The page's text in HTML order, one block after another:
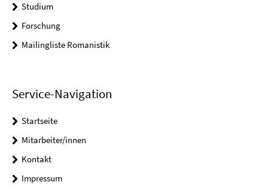
Studium
Forschung
Mailingliste Romanistik
Service-Navigation
Startseite
Mitarbeiter/innen
Kontakt
Impressum